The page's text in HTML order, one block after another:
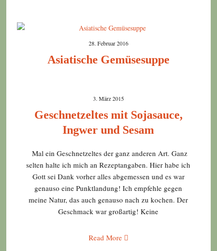
28. Februar 2016
Asiatische Gemüsesuppe
3. März 2015
Geschnetzeltes mit Sojasauce,
Ingwer und Sesam
Mal ein Geschnetzeltes der ganz anderen Art. Ganz
selten halte ich mich an Rezeptangaben. Hier habe ich
Gott sei Dank vorher alles abgemessen und es war
genauso eine Punktlandung! Ich empfehle gegen
meine Natur, das auch genauso nach zu kochen. Der
Geschmack war großartig! Keine
Read More